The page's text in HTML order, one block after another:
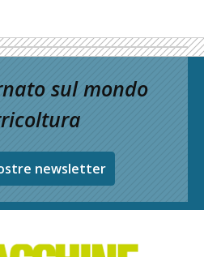
sul mondo
newsletter